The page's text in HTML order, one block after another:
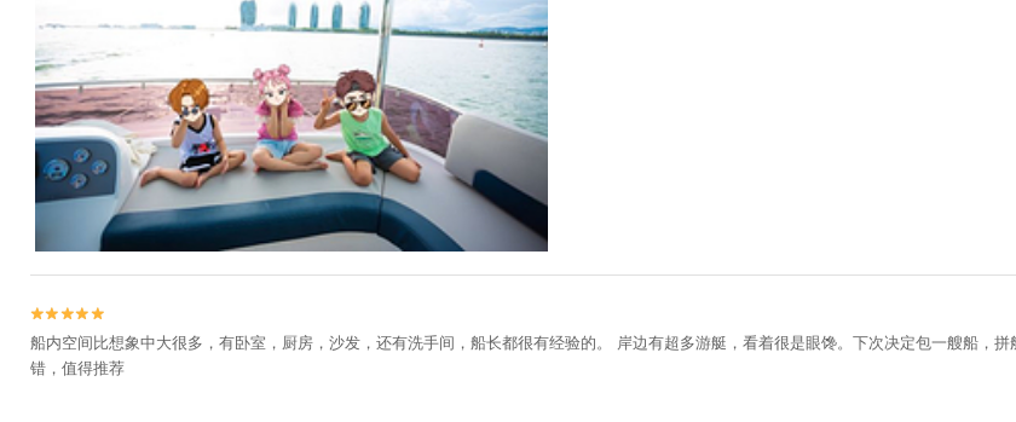
船内空间比想象中大很多，有卧室，厨房，沙发，还有洗手间，船长都很有经验的。 岸边有超多游艇，看着很是眼馋。下次决定包一艘船，
错，值得推荐